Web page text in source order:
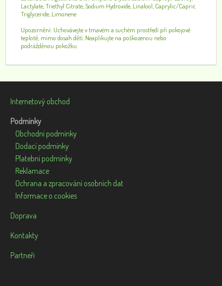
Lactylate, Triethyl Citrate, Sodium Hydroxide, Linalool, Caprylic/Capric
Triglyceride, Limonene
Upozornění: Uchovávejte v tmavém a suchém prostředí při pokojové
teplotě, mimo dosah dětí. Neaplikujte na poškozenou nebo
podrážděnou pokožku.
Internetový obchod
Podmínky
Obchodní podmínky
Dodací podmínky
Platební podmínky
Reklamace
Ochrana a zpracování osobních dat
Informace o cookies
Doprava
Kontakty
Partneři